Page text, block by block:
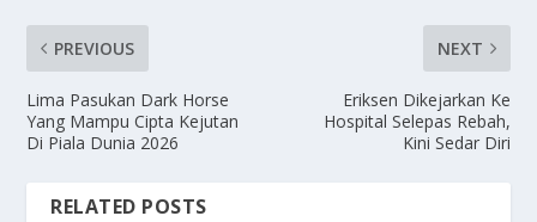
PREVIOUS
Lima Pasukan Dark Horse
Yang Mampu Cipta Kejutan
Di Piala Dunia 2026
NEXT
Eriksen Dikejarkan Ke
Hospital Selepas Rebah,
Kini Sedar Diri
RELATED POSTS